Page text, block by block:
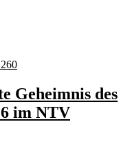
0
Geheimnis des
im NTV